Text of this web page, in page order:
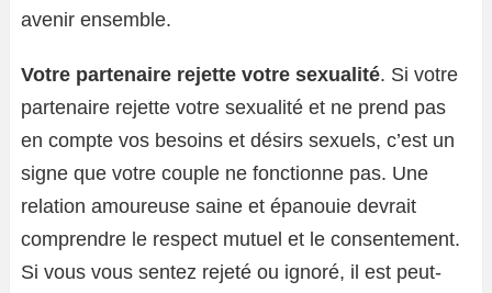
avenir ensemble.
Votre partenaire rejette votre sexualité. Si votre
partenaire rejette votre sexualité et ne prend pas
en compte vos besoins et désirs sexuels, c’est un
signe que votre couple ne fonctionne pas. Une
relation amoureuse saine et épanouie devrait
comprendre le respect mutuel et le consentement.
Si vous vous sentez rejeté ou ignoré, il est peut-